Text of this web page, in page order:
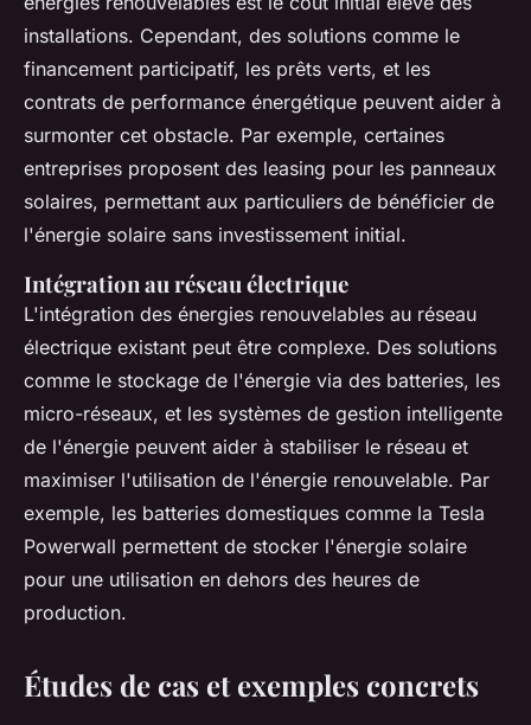
installations. Cependant, des solutions comme le
financement participatif, les prêts verts, et les
contrats de performance énergétique peuvent aider à
surmonter cet obstacle. Par exemple, certaines
entreprises proposent des leasing pour les panneaux
solaires, permettant aux particuliers de bénéficier de
l'énergie solaire sans investissement initial.
Intégration au réseau électrique
L'intégration des énergies renouvelables au réseau
électrique existant peut être complexe. Des solutions
comme le stockage de l'énergie via des batteries, les
micro-réseaux, et les systèmes de gestion intelligente
de l'énergie peuvent aider à stabiliser le réseau et
maximiser l'utilisation de l'énergie renouvelable. Par
exemple, les batteries domestiques comme la Tesla
Powerwall permettent de stocker l'énergie solaire
pour une utilisation en dehors des heures de
production.
Études de cas et exemples concrets